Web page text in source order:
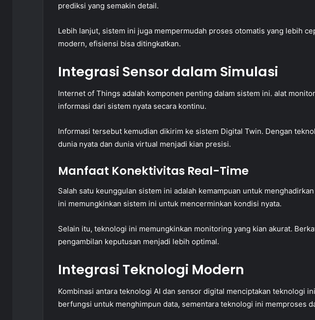
prediksi yang semakin detail.
Lebih lanjut, sistem ini juga mempermudah proses otomatis yang lebih
modern, efisiensi bisa ditingkatkan.
Integrasi Sensor dalam Simulasi
Internet of Things adalah komponen penting dalam sistem ini. alat
informasi dari sistem nyata secara kontinu.
Informasi tersebut kemudian dikirim ke sistem Digital Twin. Dengan
dunia nyata dan dunia virtual menjadi kian presisi.
Manfaat Konektivitas Real-Time
Salah satu keunggulan sistem ini adalah kemampuan untuk
ini memungkinkan sistem ini untuk mencerminkan kondisi nyata.
Selain itu, teknologi ini memungkinkan monitoring yang kian akurat.
pengambilan keputusan menjadi lebih optimal.
Integrasi Teknologi Modern
Kombinasi antara teknologi AI dan sensor digital menciptakan teknologi
berfungsi untuk menghimpun data, sementara teknologi ini memproses